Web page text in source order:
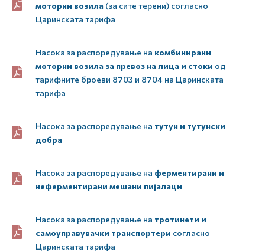
моторни возила (за сите терени) согласно
Царинската тарифа
Насока за распоредување на комбинирани
моторни возила за превоз на лица и стоки од
тарифните броеви 8703 и 8704 на Царинската
тарифа
Насока за распоредување на тутун и тутунски
добра
Насока за распоредување на ферментирани и
неферментирани мешани пијалаци
Насока за распоредување на тротинети и
самоуправувачки транспортери согласно
Царинската тарифа